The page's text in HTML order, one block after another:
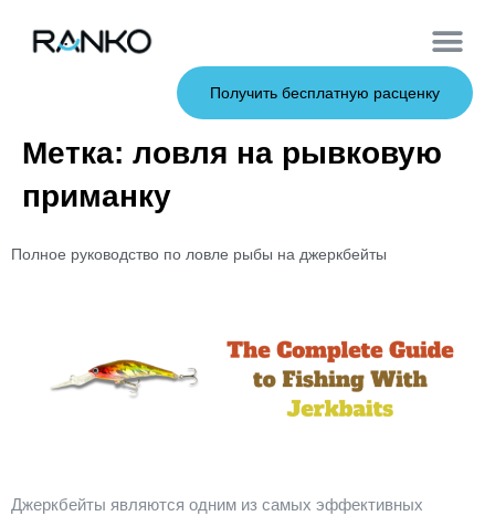
Получить бесплатную расценку
Метка: ловля на рывковую
приманку
Полное руководство по ловле рыбы на джеркбейты
Джеркбейты являются одним из самых эффективных